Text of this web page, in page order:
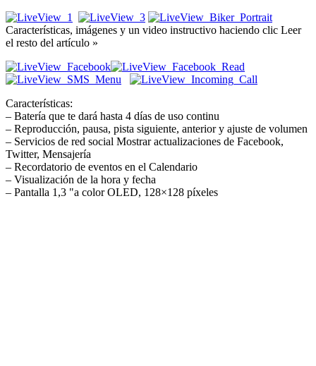
Características, imágenes y un video instructivo haciendo clic Leer
el resto del artículo »
Características:
– Batería que te dará hasta 4 días de uso continu
– Reproducción, pausa, pista siguiente, anterior y ajuste de volumen
– Servicios de red social Mostrar actualizaciones de Facebook,
Twitter, Mensajería
– Recordatorio de eventos en el Calendario
– Visualización de la hora y fecha
– Pantalla 1,3 "a color OLED, 128×128 píxeles